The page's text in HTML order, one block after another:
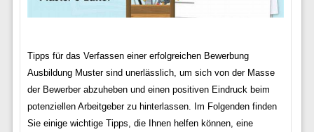
Tipps für das Verfassen einer erfolgreichen Bewerbung
Ausbildung Muster sind unerlässlich, um sich von der Masse
der Bewerber abzuheben und einen positiven Eindruck beim
potenziellen Arbeitgeber zu hinterlassen. Im Folgenden finden
Sie einige wichtige Tipps, die Ihnen helfen können, eine